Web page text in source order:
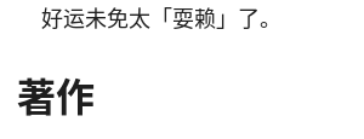
好运未免太「耍赖」了。
著作